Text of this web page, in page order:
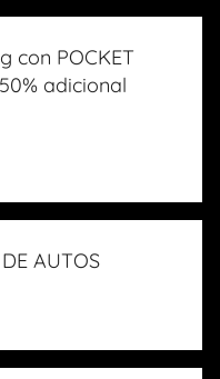
con POCKET
adicional
AUTOS